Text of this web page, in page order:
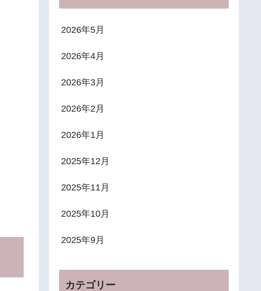
2026年5月
2026年4月
2026年3月
2026年2月
2026年1月
2025年12月
2025年11月
2025年10月
2025年9月
カテゴリー